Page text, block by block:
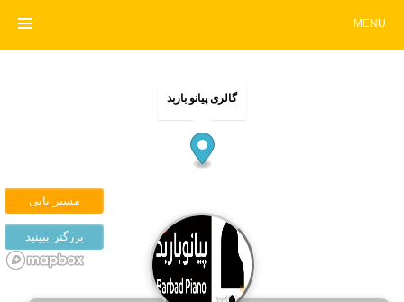
MENU
گالری پیانو باربد